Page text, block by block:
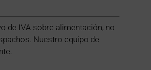
de IVA sobre alimentación, no
Nuestro equipo de